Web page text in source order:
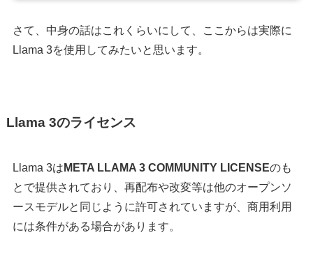
さて、中身の話はこれくらいにして、ここからは実際に
Llama 3を使用してみたいと思います。
Llama 3のライセンス
Llama 3は META LLAMA 3 COMMUNITY LICENSEのも
とで提供されており、再配布や改変等は他のオープンソ
ースモデルと同じように許可されていますが、商用利用
には条件がある場合があります。